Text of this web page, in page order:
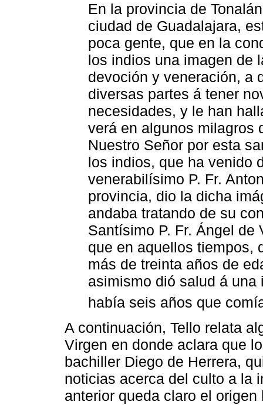
En la provincia de
ciudad de Guadalajara,
poca gente, que en la
los indios una imagen de
devoción y veneración, a
diversas partes á tener
necesidades, y le han
verá en algunos milagros
Nuestro Señor por esta
los indios, que ha venido
venerabilísimo P. Fr.
provincia, dio la dicha
andaba tratando de su
Santísimo P. Fr. Ángel de
que en aquellos tiempos,
más de treinta años de
asimismo dió salud á
había seis años que
A continuación, Tello relata
Virgen en donde aclara que
bachiller Diego de Herrera,
noticias acerca del culto a la
anterior queda claro el